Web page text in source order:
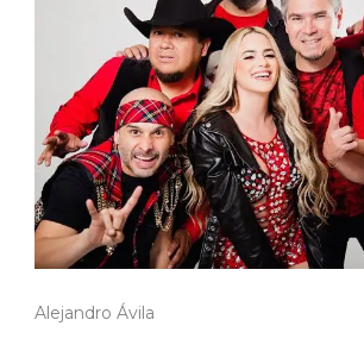
Alejandro Ávila